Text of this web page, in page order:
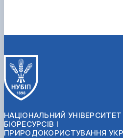
НАЦІОНАЛЬНИЙ УНІВЕРСИТЕТ
БІОРЕСУРСІВ І
ПРИРОДОКОРИСТУВАННЯ